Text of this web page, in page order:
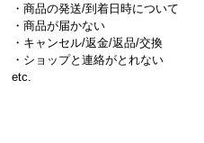
・商品の発送/到着日時について
・商品が届かない
・キャンセル/返金/返品/交換
・ショップと連絡がとれない
etc.